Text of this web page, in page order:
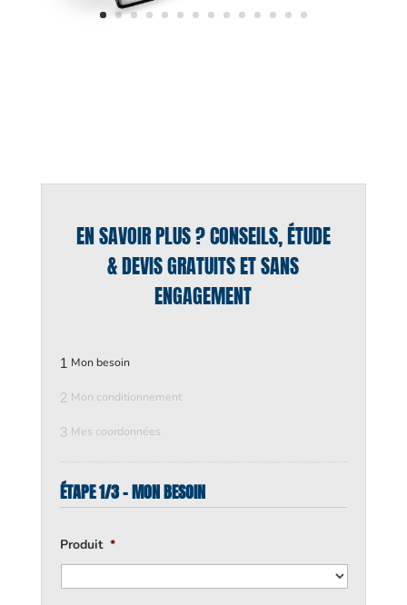
EN SAVOIR PLUS ? CONSEILS, ÉTUDE
& DEVIS GRATUITS ET SANS
ENGAGEMENT
1 Mon besoin
2 Mon conditionnement
3 Mes coordonnées
ÉTAPE 1/3 - MON BESOIN
Produit *